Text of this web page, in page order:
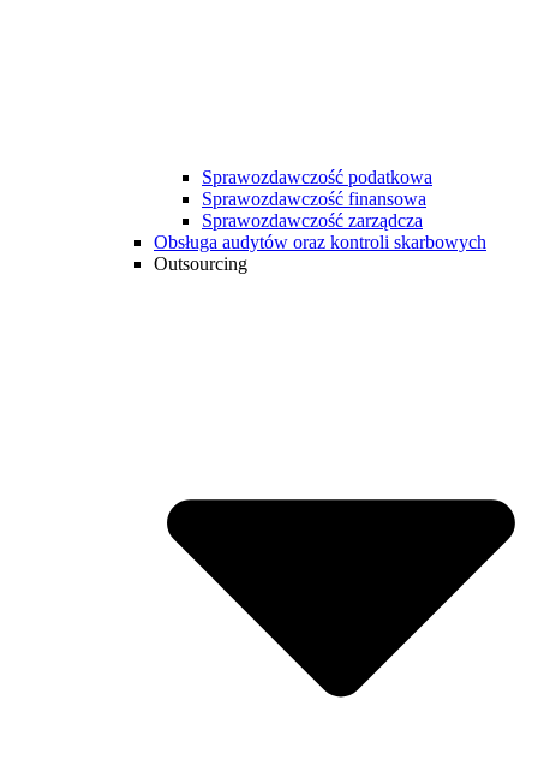
Sprawozdawczość podatkowa
Sprawozdawczość finansowa
Sprawozdawczość zarządcza
Obsługa audytów oraz kontroli skarbowych
Outsourcing